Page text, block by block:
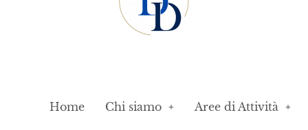
Home Chi siamo Aree di Attività